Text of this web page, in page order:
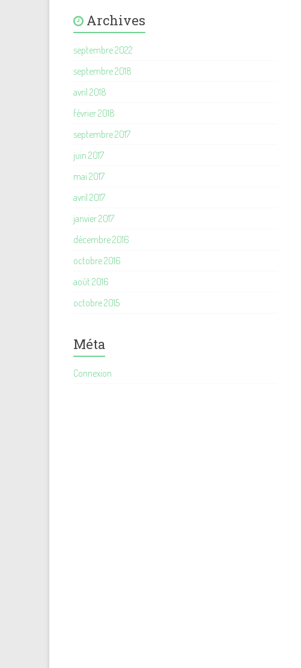
Archives
septembre 2022
septembre 2018
avril 2018
février 2018
septembre 2017
juin 2017
mai 2017
avril 2017
janvier 2017
décembre 2016
octobre 2016
août 2016
octobre 2015
Méta
Connexion